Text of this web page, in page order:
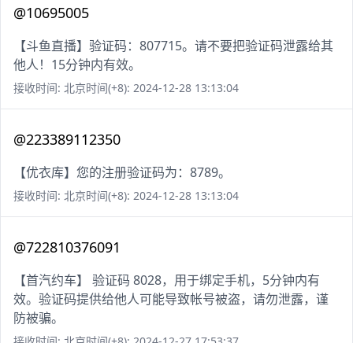
@10695005
【斗鱼直播】验证码：807715。请不要把验证码泄露给其
他人！15分钟内有效。
接收时间: 北京时间(+8): 2024-12-28 13:13:04
@223389112350
【优衣库】您的注册验证码为：8789。
接收时间: 北京时间(+8): 2024-12-28 13:13:04
@722810376091
【首汽约车】 验证码 8028，用于绑定手机，5分钟内有
效。验证码提供给他人可能导致帐号被盗，请勿泄露，谨
防被骗。